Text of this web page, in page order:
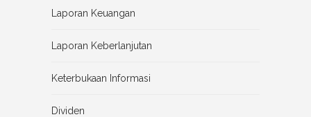
Laporan Keuangan
Laporan Keberlanjutan
Keterbukaan Informasi
Dividen